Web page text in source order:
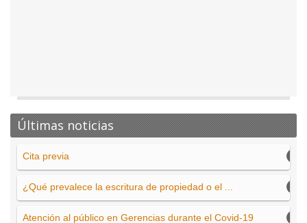
Últimas noticias
Cita previa
¿Qué prevalece la escritura de propiedad o el ...
Atención al público en Gerencias durante el Covid-19